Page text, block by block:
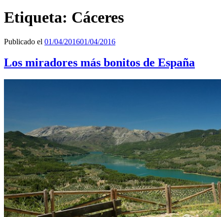
Etiqueta: Cáceres
Publicado el 01/04/201601/04/2016
Los miradores más bonitos de España